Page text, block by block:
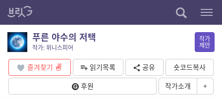
푸른 야수의 저택
작가: 위니스피어
작가
제안
즐겨찾기 읽기목록 공유
숏코드복사
후원
작가소개 +